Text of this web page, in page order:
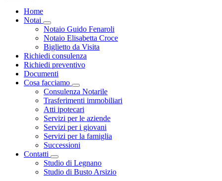
Home
Notai
Visualizza menù di secondo livello
Notaio Guido Fenaroli
Notaio Elisabetta Croce
Biglietto da Visita
Richiedi consulenza
Richiedi preventivo
Documenti
Cosa facciamo
Visualizza menù di secondo livello
Consulenza Notarile
Trasferimenti immobiliari
Atti ipotecari
Servizi per le aziende
Servizi per i giovani
Servizi per la famiglia
Successioni
Contatti
Visualizza menù di secondo livello
Studio di Legnano
Studio di Busto Arsizio